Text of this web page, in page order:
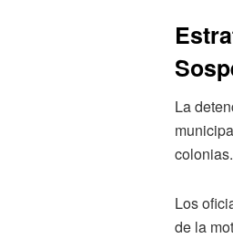
La
colonias.
Los
de la